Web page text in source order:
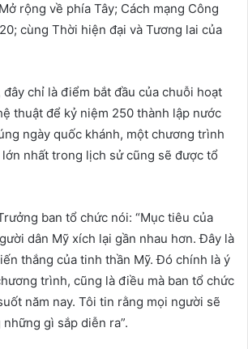
rộng về phía Tây; Cách mạng Công
cùng Thời hiện đại và Tương lai của
chỉ là điểm bắt đầu của chuỗi hoạt
thuật để kỷ niệm 250 thành lập nước
ngày quốc khánh, một chương trình
nhất trong lịch sử cũng sẽ được tổ
ban tổ chức nói: “Mục tiêu của
dân Mỹ xích lại gần nhau hơn. Đây là
thắng của tinh thần Mỹ. Đó chính là ý
trình, cũng là điều mà ban tổ chức
năm nay. Tôi tin rằng mọi người sẽ
gì sắp diễn ra”.